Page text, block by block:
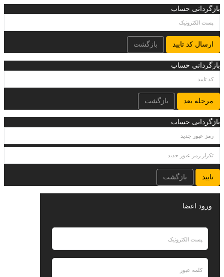
بازگردانی حساب
ارسال کد تایید بازگشت
بازگردانی حساب
مرحله بعد بازگشت
بازگردانی حساب
تایید بازگشت
ورود اعضا